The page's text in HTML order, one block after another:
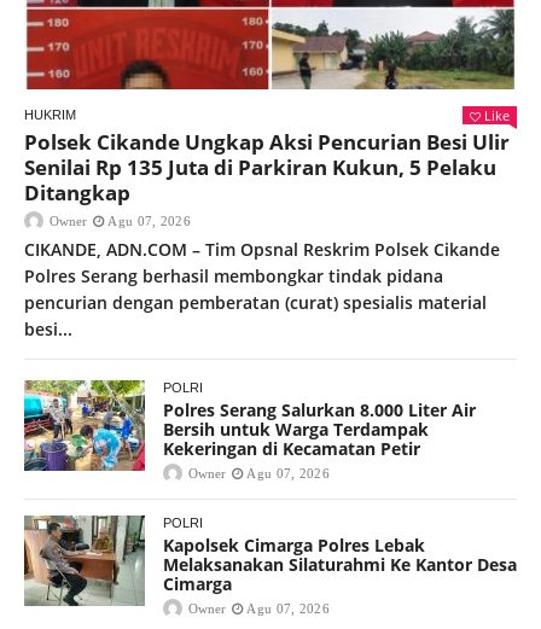
HUKRIM Like
Polsek Cikande Ungkap Aksi Pencurian Besi Ulir
Senilai Rp 135 Juta di Parkiran Kukun, 5 Pelaku
Ditangkap
Owner Agu 07, 2026
CIKANDE, ADN.COM – Tim Opsnal Reskrim Polsek Cikande
Polres Serang berhasil membongkar tindak pidana
pencurian dengan pemberatan (curat) spesialis material
besi...
POLRI
Polres Serang Salurkan 8.000 Liter Air
Bersih untuk Warga Terdampak
Kekeringan di Kecamatan Petir
Owner Agu 07, 2026
POLRI
Kapolsek Cimarga Polres Lebak
Melaksanakan Silaturahmi Ke Kantor Desa
Cimarga
Owner Agu 07, 2026